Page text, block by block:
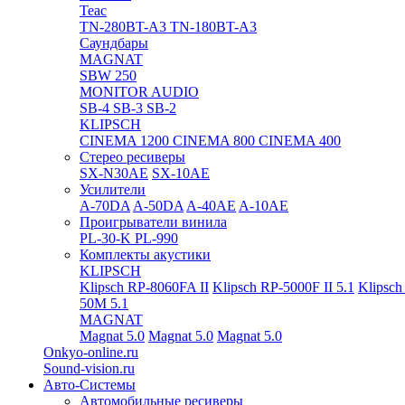
Teac
TN-280BT-A3 TN-180BT-A3
Саундбары
MAGNAT
SBW 250
MONITOR AUDIO
SB-4 SB-3 SB-2
KLIPSCH
CINEMA 1200 CINEMA 800 CINEMA 400
Стерео ресиверы
SX-N30AE SX-10AE
Усилители
A-70DA A-50DA A-40AE A-10AE
Проигрыватели винила
PL-30-K PL-990
Комплекты акустики
KLIPSCH
Klipsch RP-8060FA II Klipsch RP-5000F II 5.1 Klipsch
50M 5.1
MAGNAT
Magnat 5.0 Magnat 5.0 Magnat 5.0
Onkyo-online.ru
Sound-vision.ru
Авто-Системы
Автомобильные ресиверы